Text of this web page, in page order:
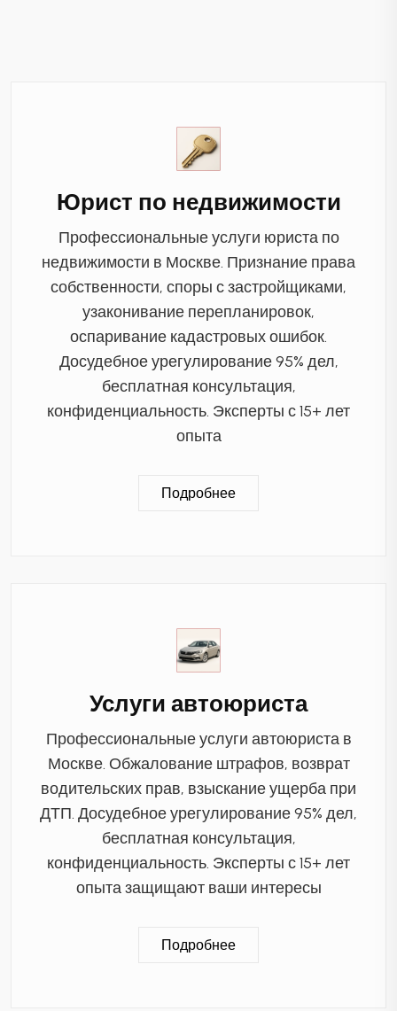
Юрист по недвижимости
Профессиональные услуги юриста по
недвижимости в Москве. Признание права
собственности, споры с застройщиками,
узаконивание перепланировок,
оспаривание кадастровых ошибок.
Досудебное урегулирование 95% дел,
бесплатная консультация,
конфиденциальность. Эксперты с 15+ лет
опыта
Подробнее
Услуги автоюриста
Профессиональные услуги автоюриста в
Москве. Обжалование штрафов, возврат
водительских прав, взыскание ущерба при
ДТП. Досудебное урегулирование 95% дел,
бесплатная консультация,
конфиденциальность. Эксперты с 15+ лет
опыта защищают ваши интересы
Подробнее